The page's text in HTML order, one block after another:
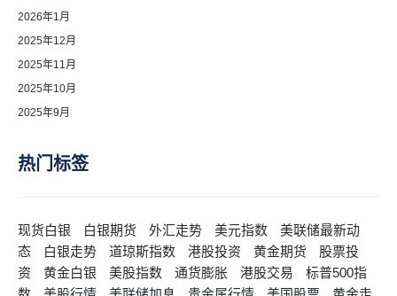
2026年1月
2025年12月
2025年11月
2025年10月
2025年9月
热门标签
现货白银 白银期货 外汇走势 美元指数
美联储最新动
态
白银走势 道琼斯指数 港股投资 黄金期货
股票投
资
黄金白银 美股指数 通货膨胀 港股交易
标普500指